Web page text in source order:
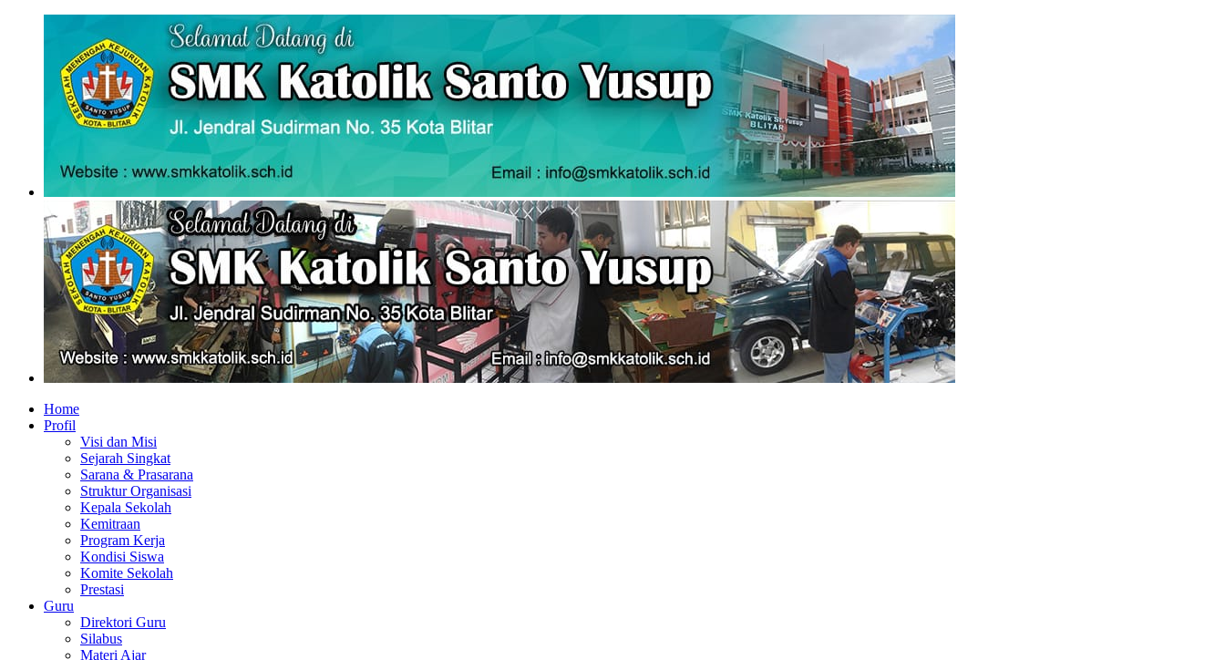
Home
Profil
Visi dan Misi
Sejarah Singkat
Sarana & Prasarana
Struktur Organisasi
Kepala Sekolah
Kemitraan
Program Kerja
Kondisi Siswa
Komite Sekolah
Prestasi
Guru
Direktori Guru
Silabus
Materi Ajar